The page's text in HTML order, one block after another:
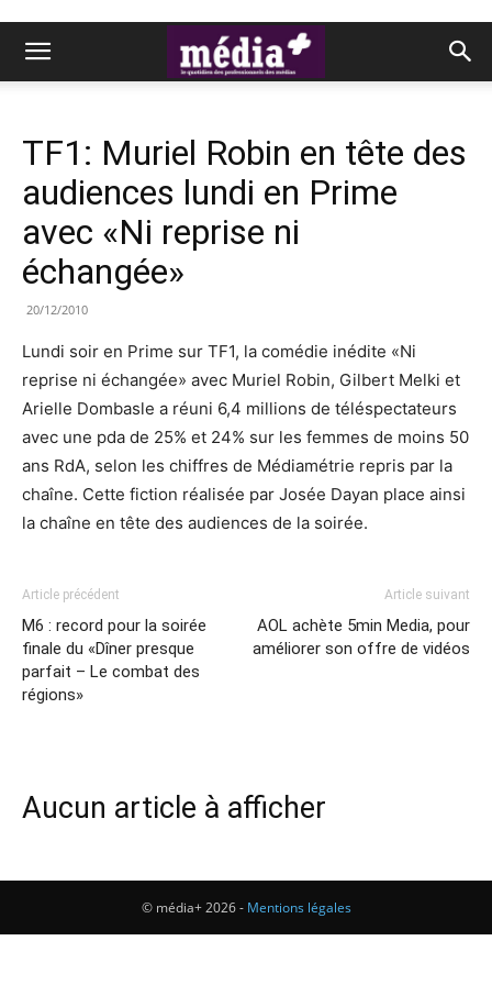
TF1: Muriel Robin en tête des
audiences lundi en Prime
avec «Ni reprise ni
échangée»
20/12/2010
Lundi soir en Prime sur TF1, la comédie inédite «Ni
reprise ni échangée» avec Muriel Robin, Gilbert Melki et
Arielle Dombasle a réuni 6,4 millions de téléspectateurs
avec une pda de 25% et 24% sur les femmes de moins 50
ans RdA, selon les chiffres de Médiamétrie repris par la
chaîne. Cette fiction réalisée par Josée Dayan place ainsi
la chaîne en tête des audiences de la soirée.
Article précédent
M6 : record pour la soirée
finale du «Dîner presque
parfait – Le combat des
régions»
Article suivant
AOL achète 5min Media, pour
améliorer son offre de vidéos
Aucun article à afficher
© média+ 2026 - Mentions légales